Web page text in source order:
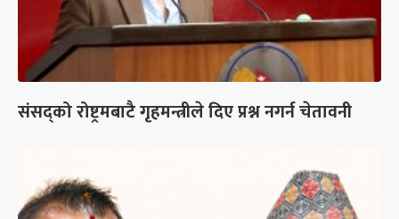
संसद्को रोष्ट्रमबाटै गृहमन्त्रीले दिए प्रश्न नगर्न चेतावनी